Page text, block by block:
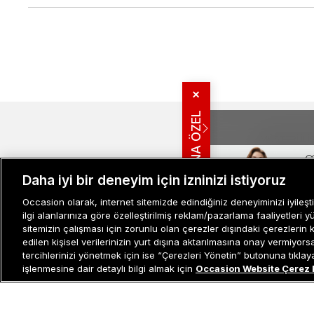
Müşteri İlişkileri0 850 800 01 20
MÜŞTERI
Bize Ulaşın
Sıkça
Kampanya
Kullanım
Aydınlatma
Site Haritası
Misafir Üye
Daha iyi bir deneyim için izninizi istiyoruz
Occasion olarak, internet sitemizde edindiğiniz deneyiminizi
ilgi alanlarınıza göre özelleştirilmiş reklam/pazarlama faaliyetleri
sitemizin çalışması için zorunlu olan çerezler dışındaki çerezlerin
edilen kişisel verilerinizin yurt dışına aktarılmasına onay
tercihlerinizi yönetmek için ise “Çerezleri Yönetin” butonuna
işlenmesine dair detaylı bilgi almak için Occasion Website Çerez
SANA ÖZEL
✕
Sepette %25 İndirim